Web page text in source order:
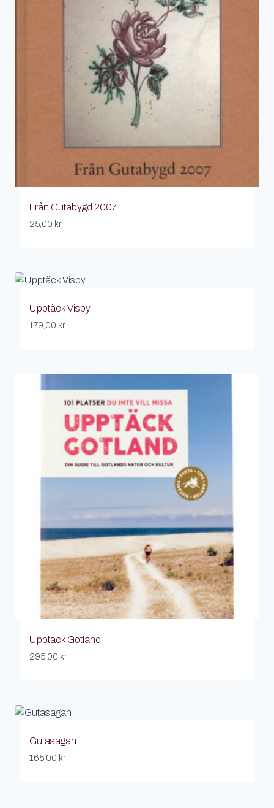
Från Gutabygd 2007
25,00 kr
Upptäck Visby
179,00 kr
Upptäck Gotland
295,00 kr
Gutasagan
165,00 kr